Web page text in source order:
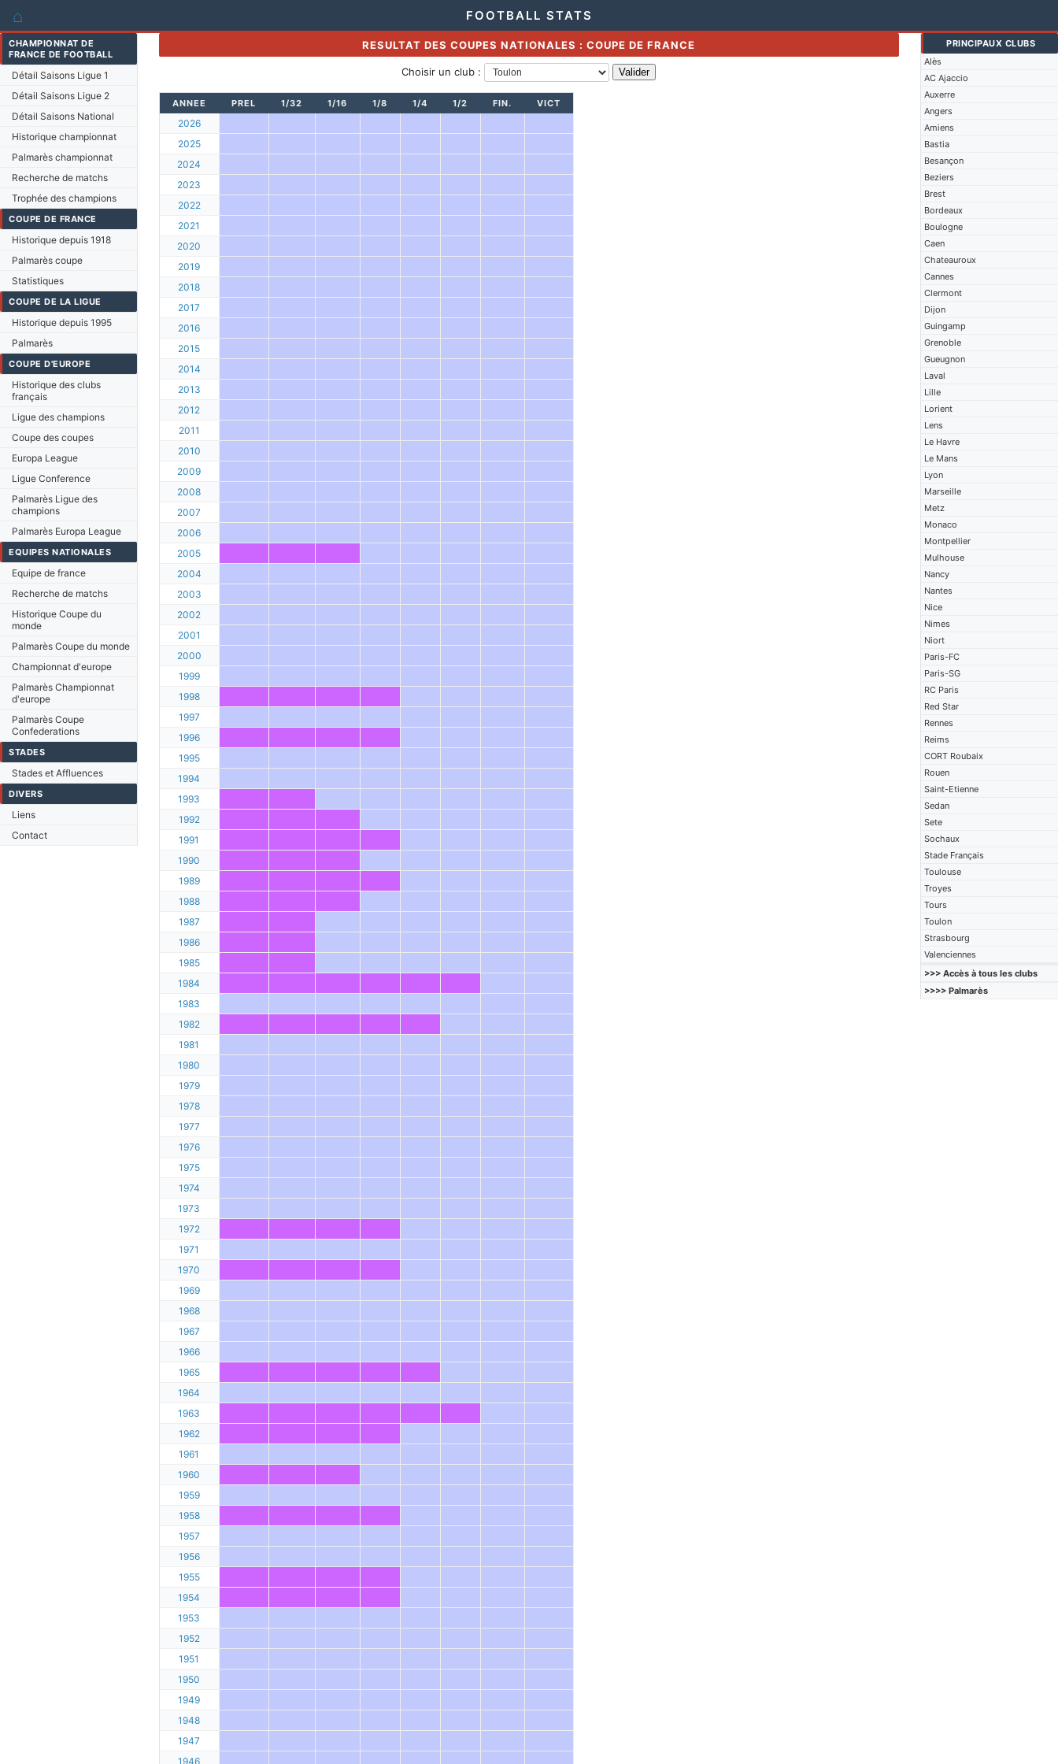
⌂ FOOTBALL STATS
CHAMPIONNAT DE
FRANCE DE FOOTBALL
Détail Saisons Ligue 1
Détail Saisons Ligue 2
Détail Saisons National
Historique championnat
Palmarès championnat
Recherche de matchs
Trophée des champions
COUPE DE FRANCE
Historique depuis 1918
Palmarès coupe
Statistiques
COUPE DE LA LIGUE
Historique depuis 1995
Palmarès
COUPE D'EUROPE
Historique des clubs
français
Ligue des champions
Coupe des coupes
Europa League
Ligue Conference
Palmarès Ligue des
champions
Palmarès Europa League
EQUIPES NATIONALES
Equipe de france
Recherche de matchs
Historique Coupe du
monde
Palmarès Coupe du monde
Championnat d'europe
Palmarès Championnat
d'europe
Palmarès Coupe
Confederations
STADES
Stades et Affluences
DIVERS
Liens
Contact
PRINCIPAUX CLUBS
Alès
AC Ajaccio
Auxerre
Angers
Amiens
Bastia
Besançon
Beziers
Brest
Bordeaux
Boulogne
Caen
Chateauroux
Cannes
Clermont
Dijon
Guingamp
Grenoble
Gueugnon
Laval
Lille
Lorient
Lens
Le Havre
Le Mans
Lyon
Marseille
Metz
Monaco
Montpellier
Mulhouse
Nancy
Nantes
Nice
Nimes
Niort
Paris-FC
Paris-SG
RC Paris
Red Star
Rennes
Reims
CORT Roubaix
Rouen
Saint-Etienne
Sedan
Sete
Sochaux
Stade Français
Toulouse
Troyes
Tours
Toulon
Strasbourg
Valenciennes
>>> Accès à tous les clubs
>>>> Palmarès
RESULTAT DES COUPES NATIONALES : COUPE DE FRANCE
Choisir un club :
ANNEE PREL 1/32 1/16 1/8 1/4 1/2 FIN. VICT
2026
2025
2024
2023
2022
2021
2020
2019
2018
2017
2016
2015
2014
2013
2012
2011
2010
2009
2008
2007
2006
2005
2004
2003
2002
2001
2000
1999
1998
1997
1996
1995
1994
1993
1992
1991
1990
1989
1988
1987
1986
1985
1984
1983
1982
1981
1980
1979
1978
1977
1976
1975
1974
1973
1972
1971
1970
1969
1968
1967
1966
1965
1964
1963
1962
1961
1960
1959
1958
1957
1956
1955
1954
1953
1952
1951
1950
1949
1948
1947
1946